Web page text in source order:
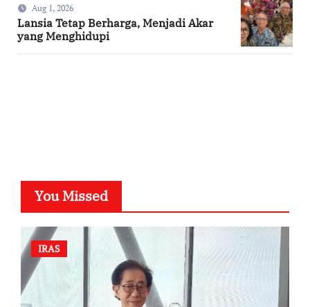
Aug 1, 2026
Lansia Tetap Berharga, Menjadi Akar
yang Menghidupi
You Missed
IRAS